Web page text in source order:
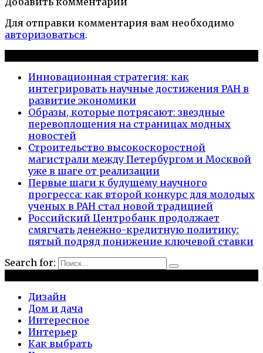
Для отправки комментария вам необходимо
авторизоваться.
Инновационная стратегия: как
интегрировать научные достижения РАН в
развитие экономики
Образы, которые потрясают: звездные
перевоплощения на страницах модных
новостей
Строительство высокоскоростной
магистрали между Петербургом и Москвой
уже в шаге от реализации
Первые шаги к будущему научного
прогресса: как второй конкурс для молодых
ученых в РАН стал новой традицией
Российский Центробанк продолжает
смягчать денежно-кредитную политику:
пятый подряд понижение ключевой ставки
Search for:
Дизайн
Дом и дача
Интересное
Интерьер
Как выбрать